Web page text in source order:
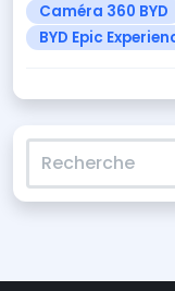
Caméra 360 BYD
BYD Epic
Recherche